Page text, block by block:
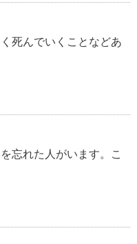
死んでいくことなどあ
忘れた人がいます。こ